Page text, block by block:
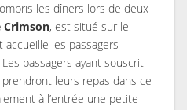
les dîners lors de deux
Crimson, est situé sur le
les passagers
passagers ayant souscrit
prendront leurs repas dans ce
à l’entrée une petite